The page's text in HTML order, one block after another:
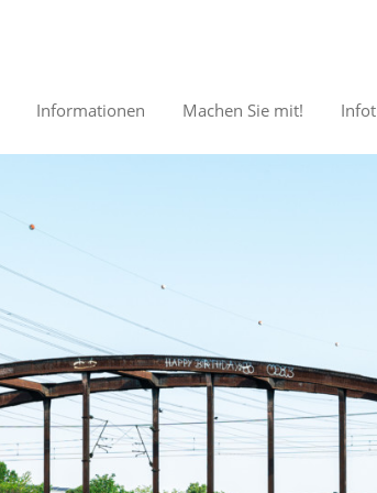
Informationen Machen Sie mit!